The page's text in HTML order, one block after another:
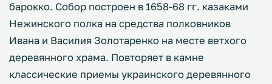
барокко. Собор построен в 1658-68 гг. казаками
Нежинского полка на средства полковников
Ивана и Василия Золотаренко на месте ветхого
деревянного храма. Повторяет в камне
классические приемы украинского деревянного